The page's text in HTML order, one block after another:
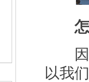
怎
因为
以我